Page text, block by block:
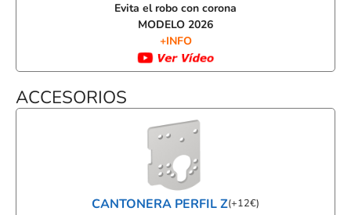
Evita el robo con corona
MODELO 2026
+INFO
ACCESORIOS
CANTONERA PERFIL Z(+12€)